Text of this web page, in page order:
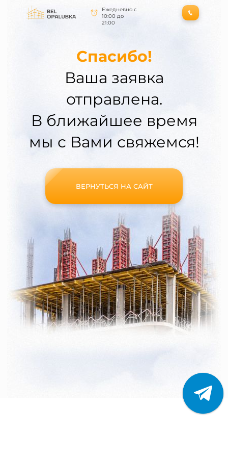
Ежедневно с
10:00 до
21:00
Спасибо!
Ваша заявка
отправлена.
В ближайшее время
мы с Вами свяжемся!
ВЕРНУТЬСЯ НА САЙТ